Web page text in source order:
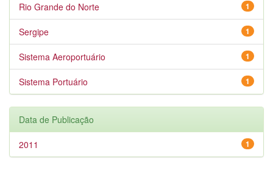
1
Rio Grande do Norte
1
Sergipe
1
Sistema Aeroportuário
1
Sistema Portuário
Data de Publicação
1
2011